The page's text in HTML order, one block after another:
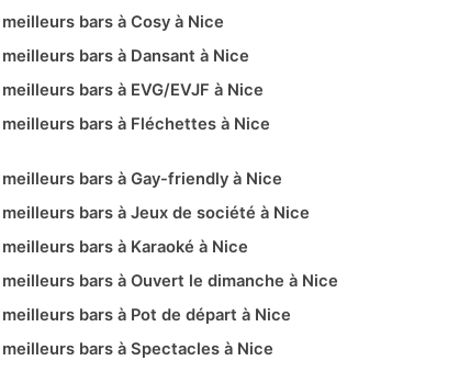
bars à Cosy à Nice
bars à Dansant à Nice
bars à EVG/EVJF à Nice
bars à Fléchettes à Nice
bars à Gay-friendly à Nice
bars à Jeux de société à Nice
bars à Karaoké à Nice
bars à Ouvert le dimanche à Nice
bars à Pot de départ à Nice
bars à Spectacles à Nice